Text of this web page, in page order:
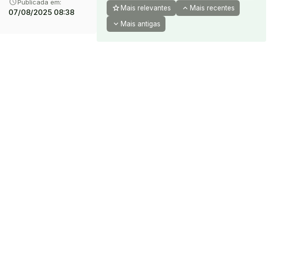
Publicada em:
07/08/2025 08:38 star Mais relevantes expand_less Mais recentes
expand_more Mais antigas